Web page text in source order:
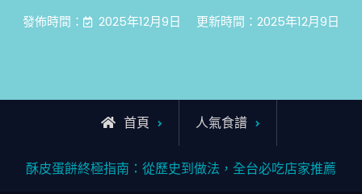
發佈時間： 2025年12月9日 更新時間：2025年12月9日
首頁 人氣食譜
酥皮蛋餅終極指南：從歷史到做法，全台必吃店家推薦